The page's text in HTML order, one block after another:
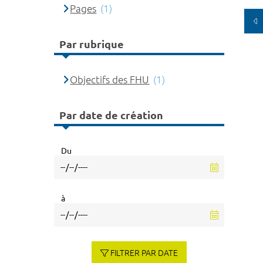
Pages (1)
Par rubrique
Objectifs des FHU (1)
Par date de création
Du
à
FILTRER PAR DATE